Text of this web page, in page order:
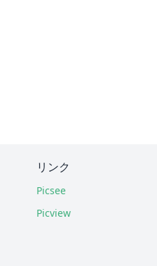
リンク
Picsee
Picview